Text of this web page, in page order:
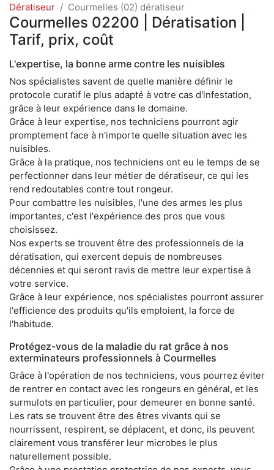
Dératiseur Courmelles (02) dératiseur
Courmelles 02200 | Dératisation |
Tarif, prix, coût
L'expertise, la bonne arme contre les nuisibles
Nos spécialistes savent de quelle manière définir le
protocole curatif le plus adapté à votre cas d'infestation,
grâce à leur expérience dans le domaine.
Grâce à leur expertise, nos techniciens pourront agir
promptement face à n'importe quelle situation avec les
nuisibles.
Grâce à la pratique, nos techniciens ont eu le temps de se
perfectionner dans leur métier de dératiseur, ce qui les
rend redoutables contre tout rongeur.
Pour combattre les nuisibles, l'une des armes les plus
importantes, c'est l'expérience des pros que vous
choisissez.
Nos experts se trouvent être des professionnels de la
dératisation, qui exercent depuis de nombreuses
décennies et qui seront ravis de mettre leur expertise à
votre service.
Grâce à leur expérience, nos spécialistes pourront assurer
l'efficience des produits qu'ils emploient, la force de
l'habitude.
Protégez-vous de la maladie du rat grâce à nos
exterminateurs professionnels à Courmelles
Grâce à l'opération de nos techniciens, vous pourrez éviter
de rentrer en contact avec les rongeurs en général, et les
surmulots en particulier, pour demeurer en bonne santé.
Les rats se trouvent être des êtres vivants qui se
nourrissent, respirent, se déplacent, et donc, ils peuvent
clairement vous transférer leur microbes le plus
naturellement possible.